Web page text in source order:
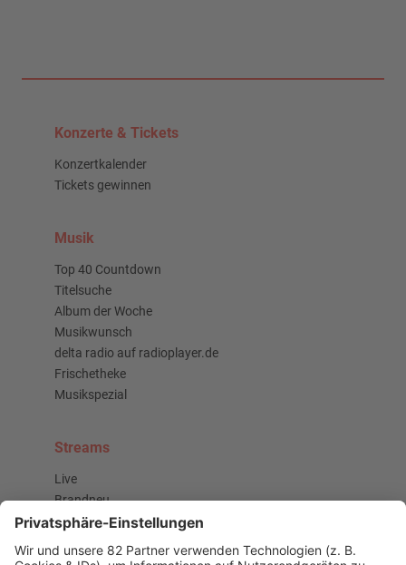
Konzerte & Tickets
Konzertkalender
Tickets gewinnen
Musik
Top 40 Countdown
Titelsuche
Album der Woche
Musikwunsch
delta radio auf radioplayer.de
Frischetheke
Musikspezial
Streams
Live
Brandneu
Buzz Beat Boutique
Country